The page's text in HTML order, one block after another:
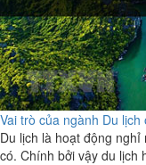
Vai trò của ngành Du
Du lịch là hoạt động
có. Chính bởi vậy du lịch